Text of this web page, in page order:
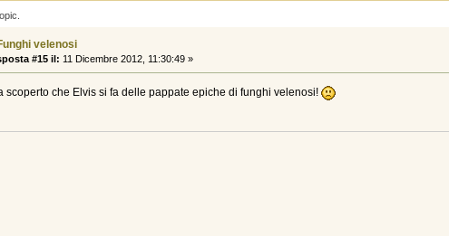
velenosi
#15 il: 11 Dicembre 2012, 11:30:49 »
scoperto che Elvis si fa delle pappate epiche di funghi velenosi!